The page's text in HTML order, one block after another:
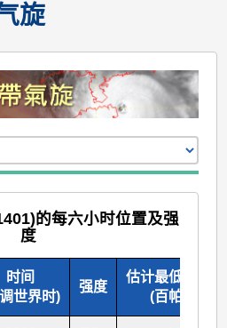
旋
的每六小时位置及强
度
时间
世界时)
强度
估计最低中心
(百帕斯卡)